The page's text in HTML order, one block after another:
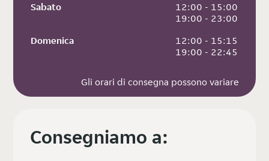
Sabato
12:00 - 15:00
19:00 - 23:00
Domenica
12:00 - 15:15
19:00 - 22:45
Gli orari di consegna possono variare
Consegniamo a: